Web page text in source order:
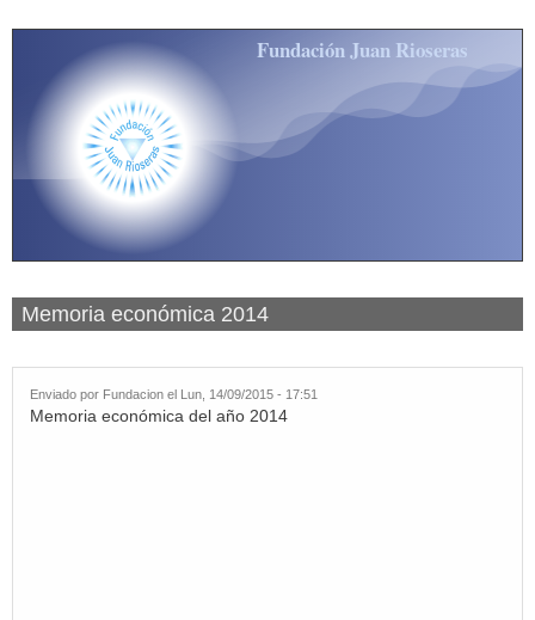
Pasar al contenido principal
Fundación Juan Rioseras
Memoria económica 2014
Enviado por Fundacion el Lun, 14/09/2015 - 17:51
Memoria económica del año 2014